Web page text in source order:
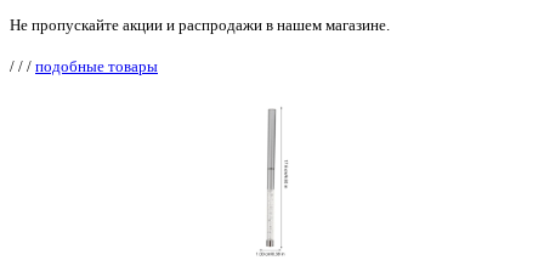
Не пропускайте акции и распродажи в нашем магазине.
/ / / подобные товары